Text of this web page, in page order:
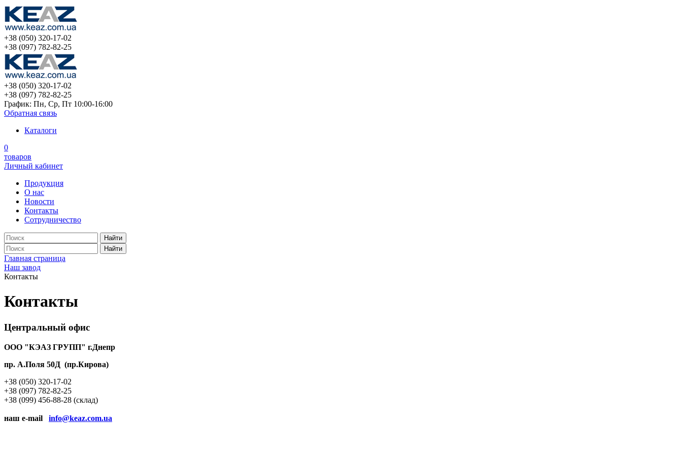
+38 (050) 320-17-02
+38 (097) 782-82-25
+38 (050) 320-17-02
+38 (097) 782-82-25
График: Пн, Ср, Пт 10:00-16:00
Обратная связь
Каталоги
0
товаров
Личный кабинет
Продукция
О нас
Новости
Контакты
Сотрудничество
Найти
Найти
Главная страница
Наш завод
Контакты
Контакты
Центральный офис
ООО "КЭАЗ ГРУПП" г.Днепр
пр. А.Поля 50Д (пр.Кирова)
+38 (050) 320-17-02
+38 (097) 782-82-25
+38 (099) 456-88-28 (склад)
наш e-mail info@keaz.com.ua